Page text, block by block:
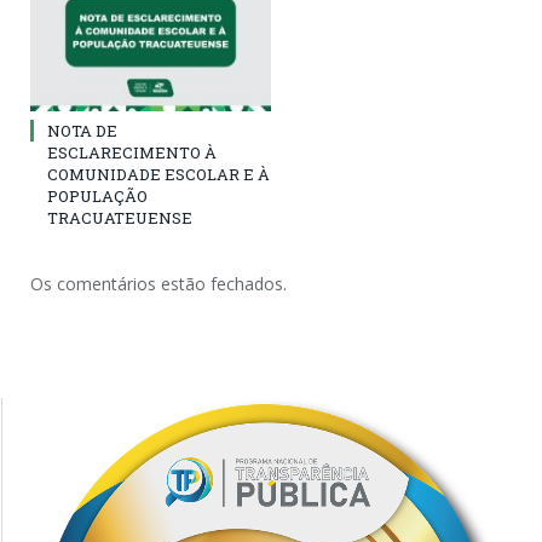
NOTA DE
ESCLARECIMENTO À
COMUNIDADE ESCOLAR E À
POPULAÇÃO
TRACUATEUENSE
Os comentários estão fechados.